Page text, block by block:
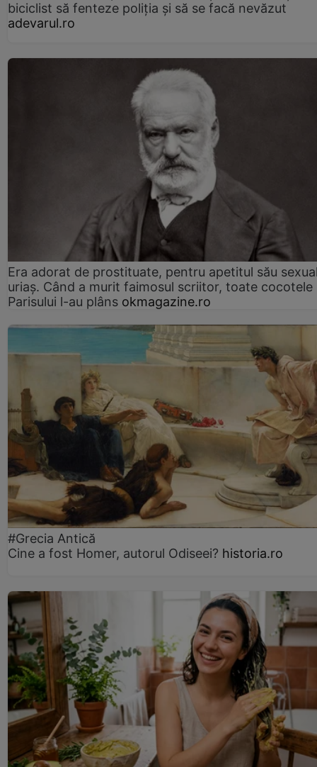
biciclist să fenteze poliția și să se facă nevăzut
adevarul.ro
Era adorat de prostituate, pentru apetitul său
uriaș. Când a murit faimosul scriitor, toate cocotele
Parisului l-au plâns okmagazine.ro
#Grecia Antică
Cine a fost Homer, autorul Odiseei? historia.ro